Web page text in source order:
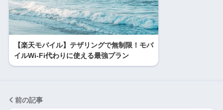
【楽天モバイル】テザリングで無制限！モバ
イルWi-Fi代わりに使える最強プラン
前の記事